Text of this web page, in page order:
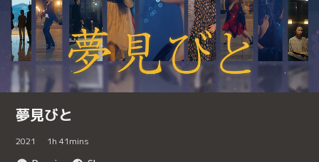
夢見びと
2021 1h 41mins